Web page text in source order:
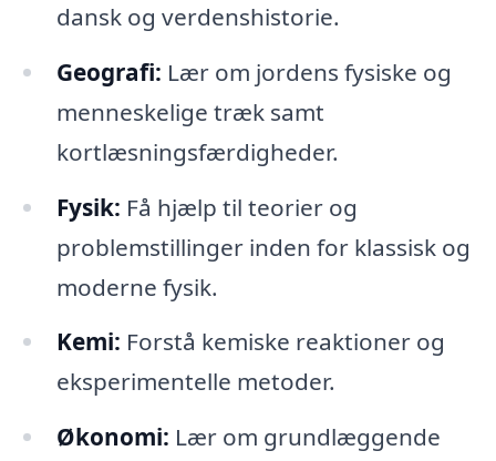
dansk og verdenshistorie.
Geografi: Lær om jordens fysiske og
menneskelige træk samt
kortlæsningsfærdigheder.
Fysik: Få hjælp til teorier og
problemstillinger inden for klassisk og
moderne fysik.
Kemi: Forstå kemiske reaktioner og
eksperimentelle metoder.
Økonomi: Lær om grundlæggende